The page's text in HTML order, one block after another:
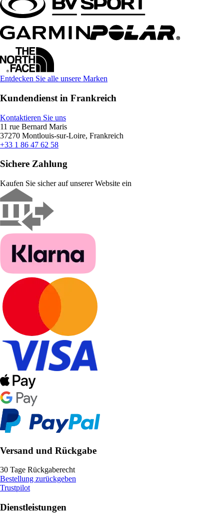
Entdecken Sie alle unsere Marken
Kundendienst in Frankreich
Kontaktieren Sie uns
11 rue Bernard Maris
37270 Montlouis-sur-Loire, Frankreich
+33 1 86 47 62 58
Sichere Zahlung
Kaufen Sie sicher auf unserer Website ein
Versand und Rückgabe
30 Tage Rückgaberecht
Bestellung zurückgeben
Trustpilot
Dienstleistungen